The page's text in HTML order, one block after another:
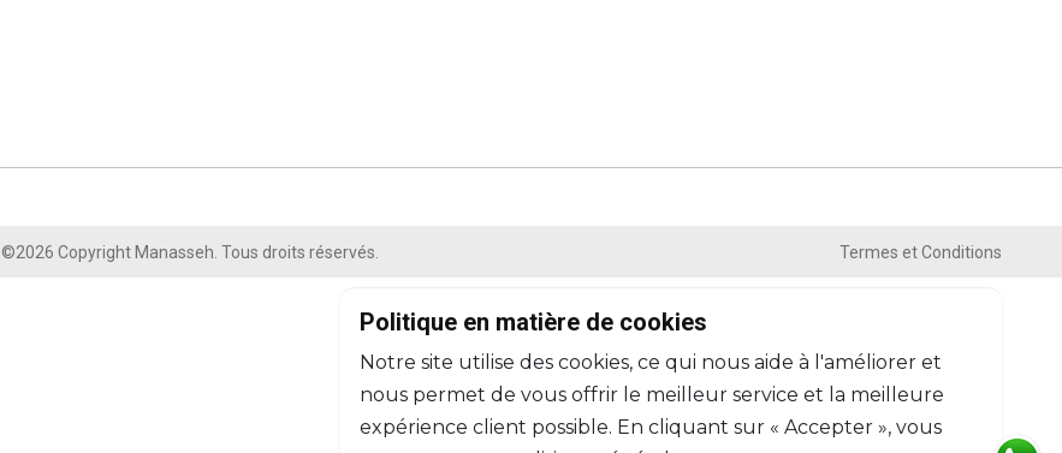
©2026 Copyright Manasseh. Tous droits réservés. Termes et Conditions
Politique en matière de cookies
Notre site utilise des cookies, ce qui nous aide à l'améliorer et
nous permet de vous offrir le meilleur service et la meilleure
expérience client possible. En cliquant sur « Accepter », vous